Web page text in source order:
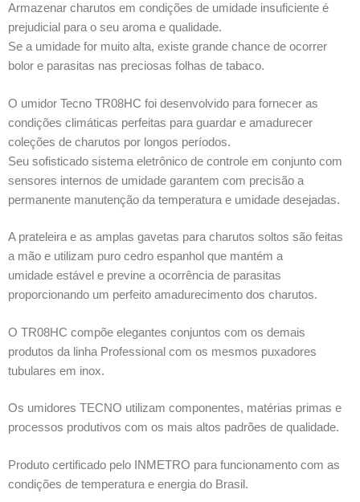
Armazenar charutos em condições de umidade insuficiente é
prejudicial para o seu aroma e qualidade.
Se a umidade for muito alta, existe grande chance de ocorrer
bolor e parasitas nas preciosas folhas de tabaco.
O umidor Tecno TR08HC foi desenvolvido para fornecer as
condições climáticas perfeitas para guardar e amadurecer
coleções de charutos por longos períodos.
Seu sofisticado sistema eletrônico de controle em conjunto com
sensores internos de umidade garantem com precisão a
permanente manutenção da temperatura e umidade desejadas.
A prateleira e as amplas gavetas para charutos soltos são feitas
a mão e utilizam puro cedro espanhol que mantém a
umidade estável e previne a ocorrência de parasitas
proporcionando um perfeito amadurecimento dos charutos.
O TR08HC compõe elegantes conjuntos com os demais
produtos da linha Professional com os mesmos puxadores
tubulares em inox.
Os umidores TECNO utilizam componentes, matérias primas e
processos produtivos com os mais altos padrões de qualidade.
Produto certificado pelo INMETRO para funcionamento com as
condições de temperatura e energia do Brasil.